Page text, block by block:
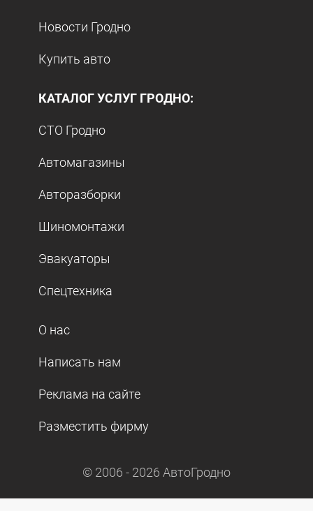
Новости Гродно
Купить авто
КАТАЛОГ УСЛУГ ГРОДНО:
СТО Гродно
Автомагазины
Авторазборки
Шиномонтажи
Эвакуаторы
Спецтехника
О нас
Написать нам
Реклама на сайте
Разместить фирму
© 2006 - 2026 АвтоГродно